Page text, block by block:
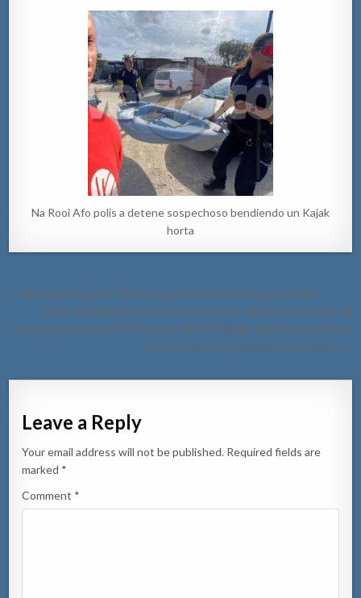
Na Rooi Afo polis a detene sospechoso bendiendo un Kajak
horta
Post
navigation
← Bomberonan a bay Tarabana pa ex-Golden Gate na candela
Ekipo di preparadornan fisico di COA ta sigui cu cursonanan di
capacitacion tecnico Entrenador Adolfo Gallego Salas ta duna curso
di entrenamento y capacidadnan fisico →
Leave a Reply
Your email address will not be published. Required fields are
marked *
Comment *